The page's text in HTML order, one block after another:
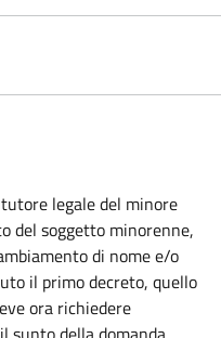
legale del minore
del soggetto minorenne,
di nome e/o
il primo decreto, quello
ora richiedere